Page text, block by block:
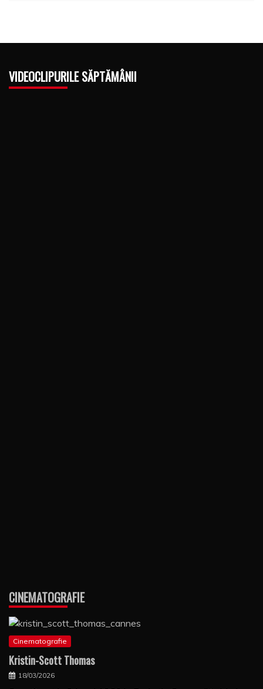
VIDEOCLIPURILE SĂPTĂMÂNII
CINEMATOGRAFIE
Cinematografie
Kristin-Scott Thomas
18/03/2026